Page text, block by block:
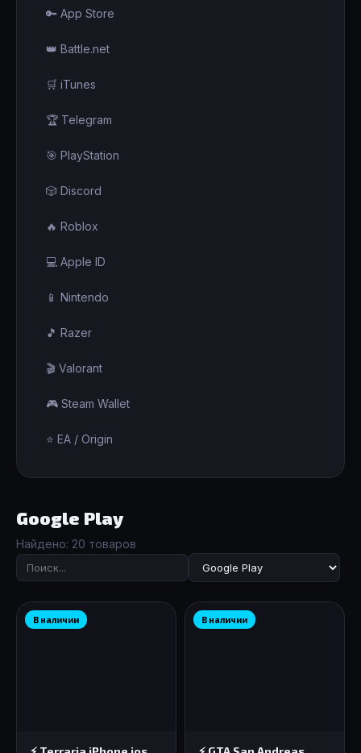
🔑 App Store
👑 Battle.net
🛒 iTunes
🏆 Telegram
🎯 PlayStation
🎲 Discord
🔥 Roblox
💻 Apple ID
📱 Nintendo
🎵 Razer
🎬 Valorant
🎮 Steam Wallet
⭐ EA / Origin
Google Play
Найдено: 20 товаров
В наличии В наличии